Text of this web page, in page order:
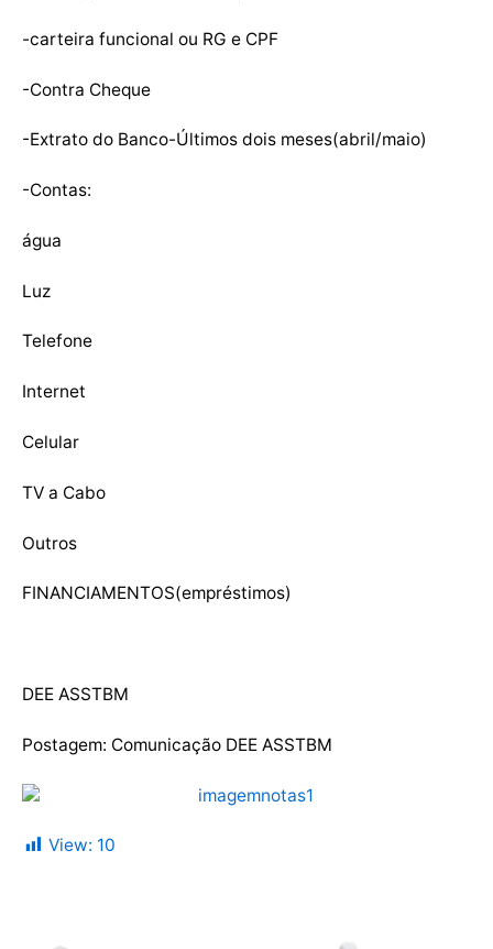
-carteira funcional ou RG e CPF
-Contra Cheque
-Extrato do Banco-Últimos dois meses(abril/maio)
-Contas:
água
Luz
Telefone
Internet
Celular
TV a Cabo
Outros
FINANCIAMENTOS(empréstimos)
DEE ASSTBM
Postagem: Comunicação DEE ASSTBM
View: 10